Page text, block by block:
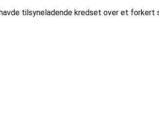
tilsyneladende kredset over et